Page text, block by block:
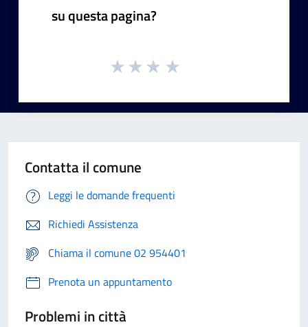
su questa pagina?
Contatta il comune
Leggi le domande frequenti
Richiedi Assistenza
Chiama il comune 02 954401
Prenota un appuntamento
Problemi in città